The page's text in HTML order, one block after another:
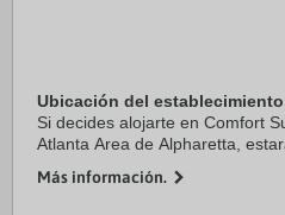
Ubicación del establecimiento
Si decides alojarte en Comfort
Atlanta Area de Alpharetta,
Además, este hotel se ...
Más información.